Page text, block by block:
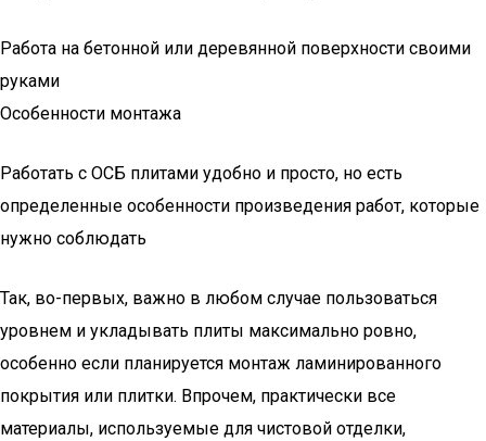
Работа на бетонной или деревянной поверхности своими
руками
Особенности монтажа
Работать с ОСБ плитами удобно и просто, но есть
определенные особенности произведения работ, которые
нужно соблюдать
Так, во-первых, важно в любом случае пользоваться
уровнем и укладывать плиты максимально ровно,
особенно если планируется монтаж ламинированного
покрытия или плитки. Впрочем, практически все
материалы, используемые для чистовой отделки,